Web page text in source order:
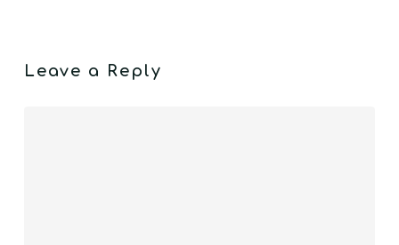
Leave a Reply